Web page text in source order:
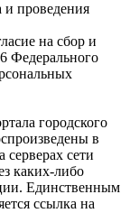
и проведения
на сбор и
Федерального
городского
в
сети
каких-либо
Единственным
ссылка на